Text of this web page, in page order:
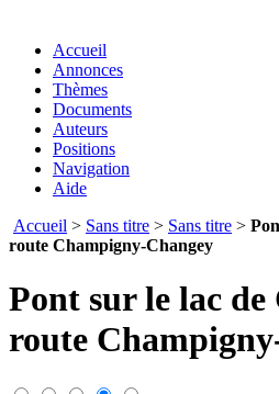
Accueil
Annonces
Thèmes
Documents
Auteurs
Positions
Navigation
Aide
Accueil > Sans titre > Sans titre >
route Champigny-Changey
Pont sur le lac de
route